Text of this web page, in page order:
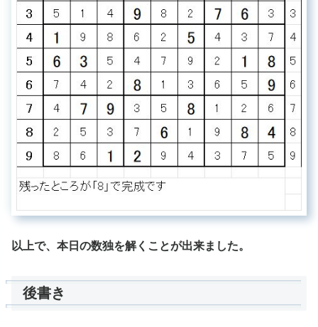
以上で、本日の数独を解くことが出来ました。
後書き